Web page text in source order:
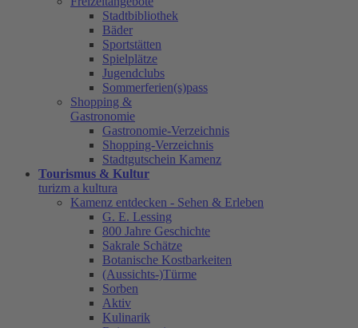
Stadtbibliothek
Bäder
Sportstätten
Spielplätze
Jugendclubs
Sommerferien(s)pass
Shopping &
Gastronomie
Gastronomie-Verzeichnis
Shopping-Verzeichnis
Stadtgutschein Kamenz
Tourismus & Kultur
turizm a kultura
Kamenz entdecken - Sehen & Erleben
G. E. Lessing
800 Jahre Geschichte
Sakrale Schätze
Botanische Kostbarkeiten
(Aussichts-)Türme
Sorben
Aktiv
Kulinarik